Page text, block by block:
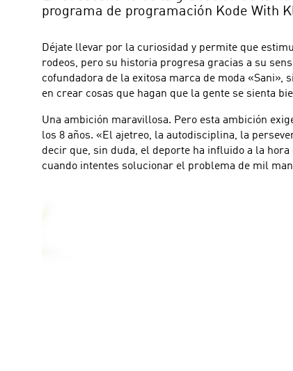
programa de programación Kode With
Déjate llevar por la curiosidad y permite que
rodeos, pero su historia progresa gracias a su
cofundadora de la exitosa marca de moda
en crear cosas que hagan que la gente se sienta
Una ambición maravillosa. Pero esta ambición
los 8 años. «El ajetreo, la autodisciplina, la
decir que, sin duda, el deporte ha influido a la
cuando intentes solucionar el problema de mil